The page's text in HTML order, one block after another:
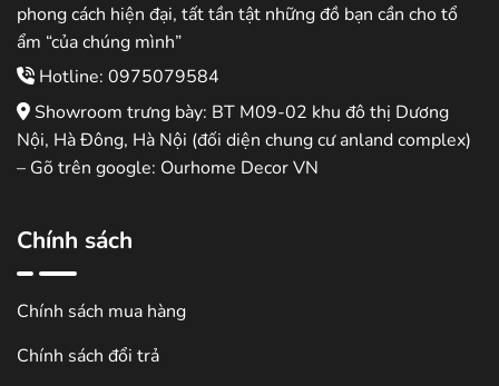
phong cách hiện đại, tất tần tật những đồ bạn cần cho tổ
ẩm “của chúng mình”
Hotline: 0975079584
Showroom trưng bày: BT M09-02 khu đô thị Dương
Nội, Hà Đông, Hà Nội (đối diện chung cư anland complex)
– Gõ trên google: Ourhome Decor VN
Chính sách
Chính sách mua hàng
Chính sách đổi trả